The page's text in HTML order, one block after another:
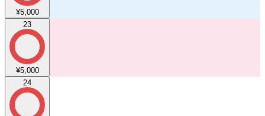
¥5,000
23
¥5,000
24